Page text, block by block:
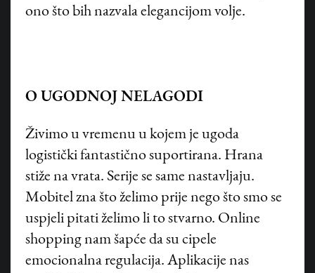
ono što bih nazvala elegancijom volje.
O UGODNOJ NELAGODI
Živimo u vremenu u kojem je ugoda
logistički fantastično suportirana. Hrana
stiže na vrata. Serije se same nastavljaju.
Mobitel zna što želimo prije nego što smo se
uspjeli pitati želimo li to stvarno. Online
shopping nam šapće da su cipele
emocionalna regulacija. Aplikacije nas